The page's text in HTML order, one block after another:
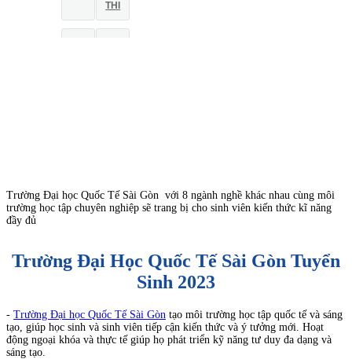
THI
Trường Đại học Quốc Tế Sài Gòn với 8 ngành nghề khác nhau cùng môi
trường học tập chuyên nghiệp sẽ trang bị cho sinh viên kiến thức kĩ năng
đầy đủ
Trường Đại Học Quốc Tế Sài Gòn Tuyển
Sinh 2023
- Trường Đại học Quốc Tế Sài Gòn tạo môi trường học tập quốc tế và sáng
tạo, giúp học sinh và sinh viên tiếp cận kiến thức và ý tưởng mới. Hoạt
động ngoại khóa và thực tế giúp họ phát triển kỹ năng tư duy đa dạng và
sáng tạo.